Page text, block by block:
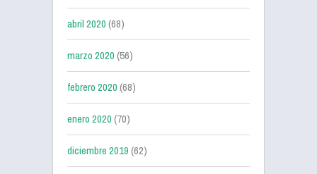
abril 2020(68)
marzo 2020(56)
febrero 2020(68)
enero 2020(70)
diciembre 2019(62)